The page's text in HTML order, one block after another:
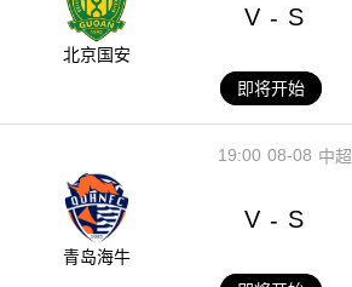
北京国安
V - S
即将开始
08-08
19:00 中超
青岛海牛
V - S